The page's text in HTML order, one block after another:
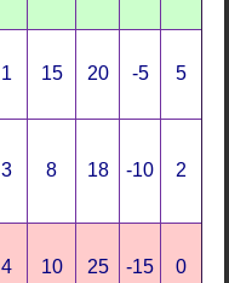
1 15 20 -5 5
3 8 18 -10 2
4 10 25 -15 0